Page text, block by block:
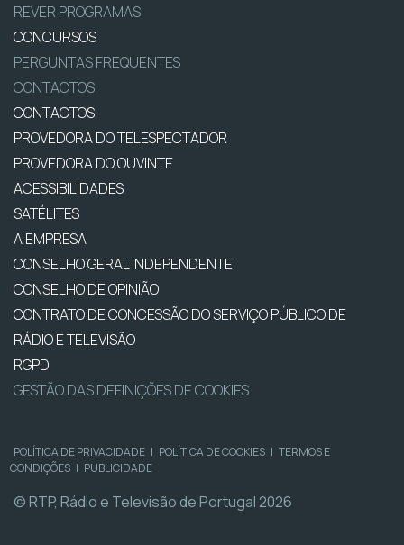
REVER PROGRAMAS
CONCURSOS
PERGUNTAS FREQUENTES
CONTACTOS
CONTACTOS
PROVEDORA DO TELESPECTADOR
PROVEDORA DO OUVINTE
ACESSIBILIDADES
SATÉLITES
A EMPRESA
CONSELHO GERAL INDEPENDENTE
CONSELHO DE OPINIÃO
CONTRATO DE CONCESSÃO DO SERVIÇO PÚBLICO DE
RÁDIO E TELEVISÃO
RGPD
GESTÃO DAS DEFINIÇÕES DE COOKIES
POLÍTICA DE PRIVACIDADE | POLÍTICA DE COOKIES | TERMOS E
CONDIÇÕES | PUBLICIDADE
© RTP, Rádio e Televisão de Portugal 2026